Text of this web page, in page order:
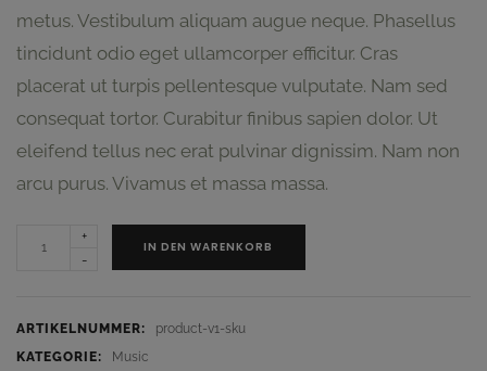
metus. Vestibulum aliquam augue neque. Phasellus
tincidunt odio eget ullamcorper efficitur. Cras
placerat ut turpis pellentesque vulputate. Nam sed
consequat tortor. Curabitur finibus sapien dolor. Ut
eleifend tellus nec erat pulvinar dignissim. Nam non
arcu purus. Vivamus et massa massa.
+
-
IN DEN WARENKORB
ARTIKELNUMMER:
product-v1-sku
KATEGORIE:
Music